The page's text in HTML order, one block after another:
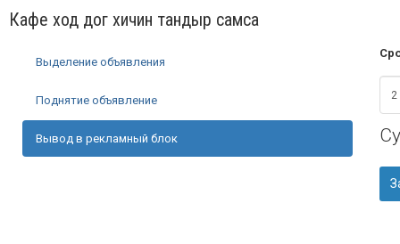
Кафе ход дог хичин тандыр самса
Выделение объявления
Поднятие объявление
Вывод в рекламный блок